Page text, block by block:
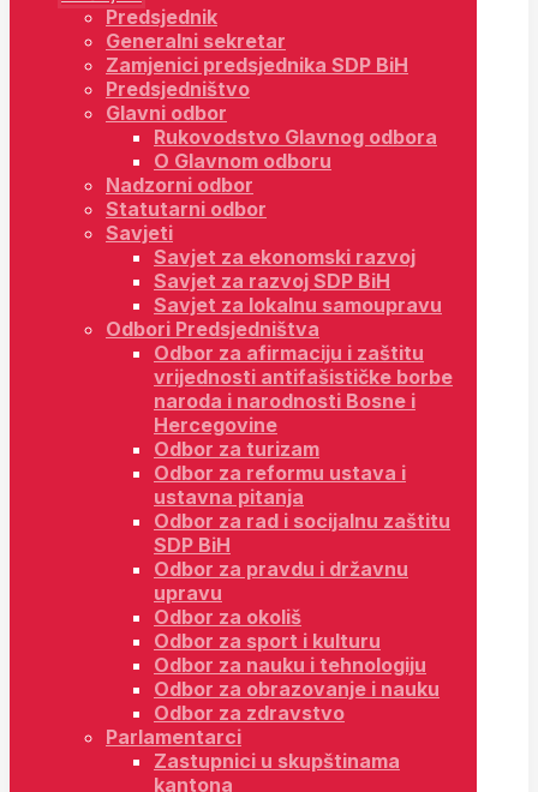
Predsjednik
Generalni sekretar
Zamjenici predsjednika SDP BiH
Predsjedništvo
Glavni odbor
Rukovodstvo Glavnog odbora
O Glavnom odboru
Nadzorni odbor
Statutarni odbor
Savjeti
Savjet za ekonomski razvoj
Savjet za razvoj SDP BiH
Savjet za lokalnu samoupravu
Odbori Predsjedništva
Odbor za afirmaciju i zaštitu
vrijednosti antifašističke borbe
naroda i narodnosti Bosne i
Hercegovine
Odbor za turizam
Odbor za reformu ustava i
ustavna pitanja
Odbor za rad i socijalnu zaštitu
SDP BiH
Odbor za pravdu i državnu
upravu
Odbor za okoliš
Odbor za sport i kulturu
Odbor za nauku i tehnologiju
Odbor za obrazovanje i nauku
Odbor za zdravstvo
Parlamentarci
Zastupnici u skupštinama
kantona